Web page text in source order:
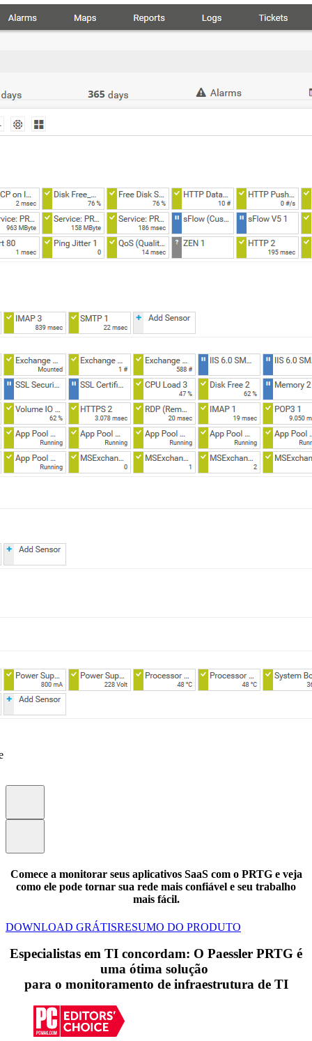
Comece a monitorar seus aplicativos SaaS com o PRTG e veja
como ele pode tornar sua rede mais confiável e seu trabalho
mais fácil.
DOWNLOAD GRÁTISRESUMO DO PRODUTO
Especialistas em TI concordam: O Paessler PRTG é
uma ótima solução
para o monitoramento de infraestrutura de TI